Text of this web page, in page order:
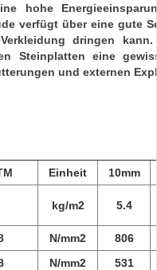
hohe
verfügt über eine gute
dringen
Steinplatten eine
und externen
Einheit
10mm
kg/m2 5.4
N/mm2
806
N/mm2
531